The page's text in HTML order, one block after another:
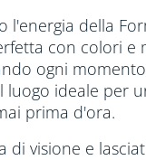
l'energia della
con colori e
ogni
luogo ideale per
prima d'ora.
di visione e